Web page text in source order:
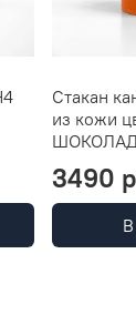
Стакан
из кожи
3490